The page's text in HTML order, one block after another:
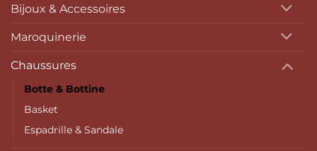
Bijoux & Accessoires
Maroquinerie
Chaussures
Botte & Bottine
Basket
Espadrille & Sandale